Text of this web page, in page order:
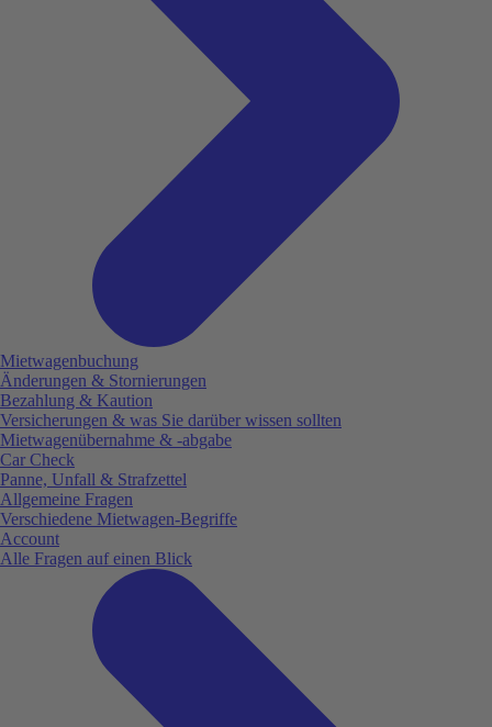
Mietwagenbuchung
Änderungen & Stornierungen
Bezahlung & Kaution
Versicherungen & was Sie darüber wissen sollten
Mietwagenübernahme & -abgabe
Car Check
Panne, Unfall & Strafzettel
Allgemeine Fragen
Verschiedene Mietwagen-Begriffe
Account
Alle Fragen auf einen Blick